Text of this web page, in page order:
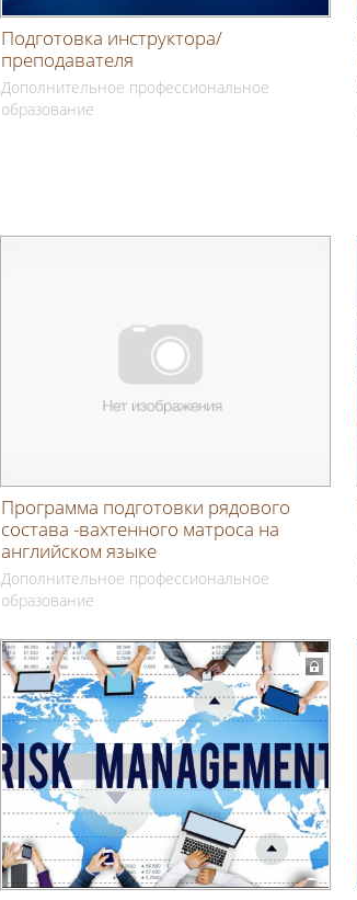
Подготовка инструктора/
преподавателя
Дополнительное профессиональное
образование
Программа подготовки рядового
состава -вахтенного матроса на
английском языке
Дополнительное профессиональное
образование